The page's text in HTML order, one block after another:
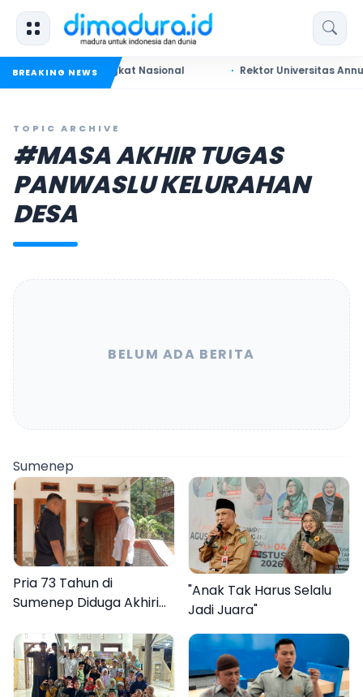
BREAKING NEWS
Tiket ke Tingkat Nasional Rektor Universitas
TOPIC ARCHIVE
#MASA AKHIR TUGAS
PANWASLU KELURAHAN
DESA
BELUM ADA BERITA
Sumenep
Pria 73 Tahun di
Sumenep Diduga Akhiri
"Anak Tak Harus Selalu
Jadi Juara"